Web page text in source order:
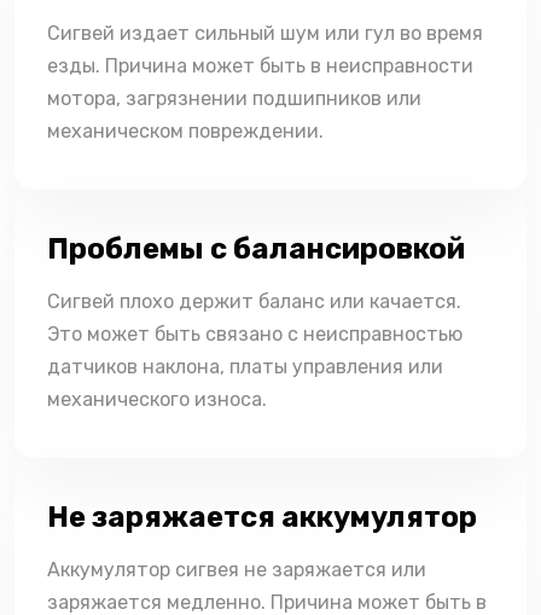
Сигвей издает сильный шум или гул во время
езды. Причина может быть в неисправности
мотора, загрязнении подшипников или
механическом повреждении.
Проблемы с балансировкой
Сигвей плохо держит баланс или качается.
Это может быть связано с неисправностью
датчиков наклона, платы управления или
механического износа.
Не заряжается аккумулятор
Аккумулятор сигвея не заряжается или
заряжается медленно. Причина может быть в